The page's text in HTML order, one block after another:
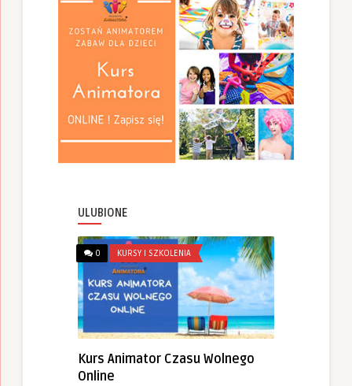
ULUBIONE
0 KURSY I SZKOLENIA
Kurs Animator Czasu Wolnego
Online